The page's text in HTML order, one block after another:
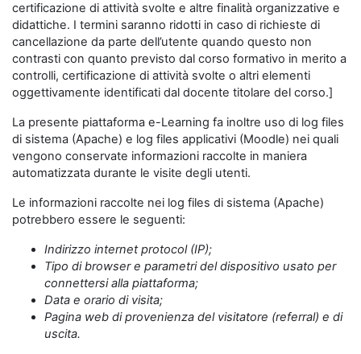
certificazione di attività svolte e altre finalità organizzative e
didattiche. I termini saranno ridotti in caso di richieste di
cancellazione da parte dell’utente quando questo non
contrasti con quanto previsto dal corso formativo in merito a
controlli, certificazione di attività svolte o altri elementi
oggettivamente identificati dal docente titolare del corso.]
La presente piattaforma e-Learning fa inoltre uso di log files
di sistema (Apache) e log files applicativi (Moodle) nei quali
vengono conservate informazioni raccolte in maniera
automatizzata durante le visite degli utenti.
Le informazioni raccolte nei log files di sistema (Apache)
potrebbero essere le seguenti:
Indirizzo internet protocol (IP);
Tipo di browser e parametri del dispositivo usato per
connettersi alla piattaforma;
Data e orario di visita;
Pagina web di provenienza del visitatore (referral) e di
uscita.